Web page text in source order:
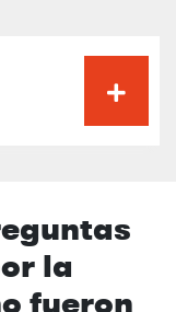
la
fueron